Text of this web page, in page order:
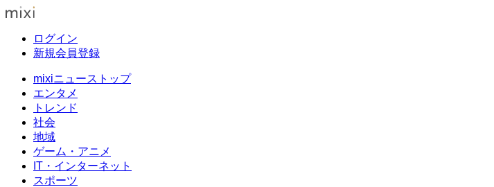
ログイン
新規会員登録
mixiニューストップ
エンタメ
トレンド
社会
地域
ゲーム・アニメ
IT・インターネット
スポーツ